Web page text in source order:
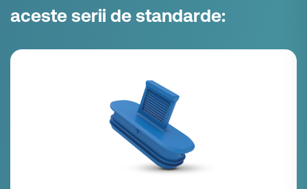
aceste serii de standarde: